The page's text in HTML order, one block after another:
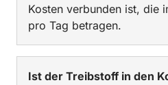
Kosten verbunden ist, die
pro Tag betragen.
Ist der Treibstoff in den